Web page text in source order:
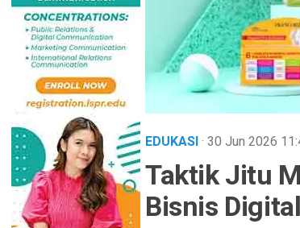
EDUKASI· 30 Jun 2026
Taktik Jitu
Bisnis Digital